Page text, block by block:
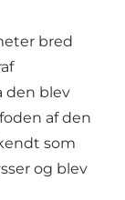
bred
den blev
af den
som
og blev